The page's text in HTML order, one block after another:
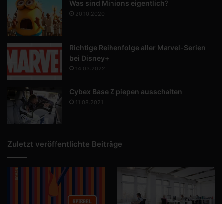
Was sind Minions eigentlich?
20.10.2020
Richtige Reihenfolge aller Marvel-Serien
bei Disney+
14.03.2022
Cybex Base Z piepen ausschalten
11.08.2021
Zuletzt veröffentlichte Beiträge